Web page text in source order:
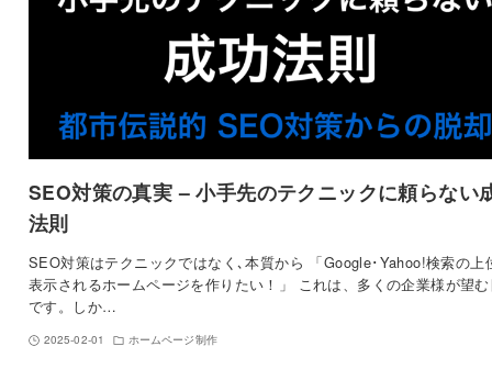
SEO対策の真実 – 小手先のテクニックに頼らない
法則
SEO対策はテクニックではなく､本質から 「Google･Yahoo!検索の上
表示されるホームページを作りたい！」 これは、多くの企業様が望
です。しか…
2025-02-01 ホームページ制作